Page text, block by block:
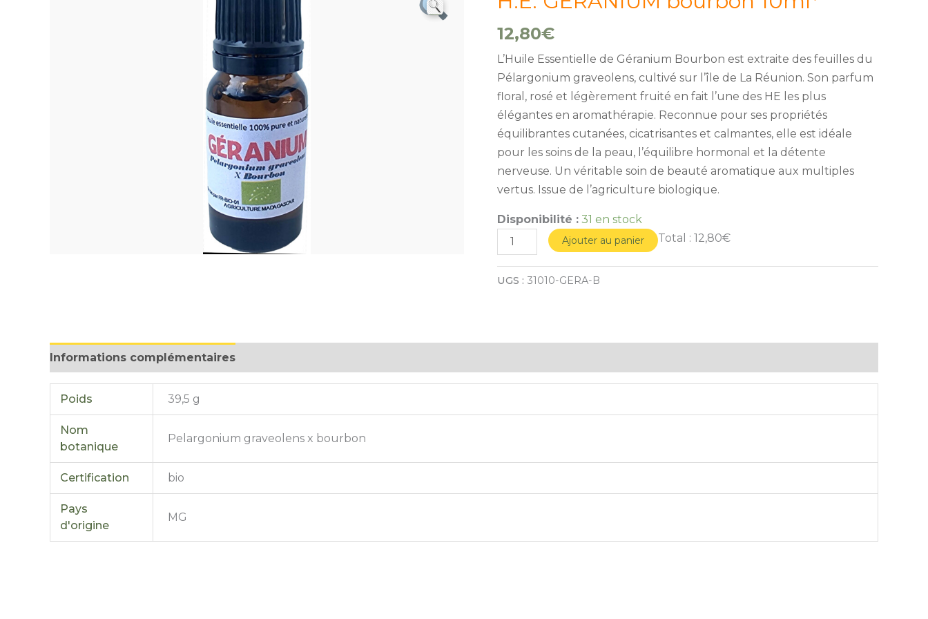
12,80€
L’Huile Essentielle de Géranium Bourbon est extraite des feuilles du
Pélargonium graveolens, cultivé sur l’île de La Réunion. Son parfum
floral, rosé et légèrement fruité en fait l’une des HE les plus
élégantes en aromathérapie. Reconnue pour ses propriétés
équilibrantes cutanées, cicatrisantes et calmantes, elle est idéale
pour les soins de la peau, l’équilibre hormonal et la détente
nerveuse. Un véritable soin de beauté aromatique aux multiples
vertus. Issue de l’agriculture biologique.
Disponibilité : 31 en stock
de
GERANIUM
bourbon
10ml*
Ajouter au panier Total :12,80€
UGS : 31010-GERA-B
Informations complémentaires
Poids 39,5 g
Nom
botanique
Pelargonium graveolens x bourbon
Certification bio
Pays
d'origine
MG